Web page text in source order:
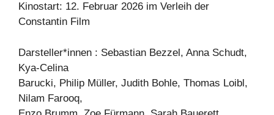
Kinostart: 12. Februar 2026 im Verleih der
Constantin Film
Darsteller*innen : Sebastian Bezzel, Anna Schudt,
Kya-Celina
Barucki, Philip Müller, Judith Bohle, Thomas Loibl,
Nilam Farooq,